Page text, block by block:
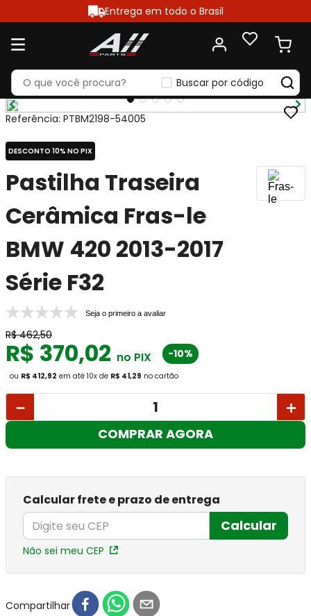
Entrega em todo o Brasil
Buscar por código
Referência: PTBM2198-54005
DESCONTO 10% NO PIX
Pastilha Traseira
Cerâmica Fras-le
BMW 420 2013-2017
Série F32
Seja o primeiro a avaliar
R$ 462,50
R$ 370,02 no PIX -10%
ou R$ 412,92 em até 10x de R$ 41,29 no cartão
＋
－
COMPRAR AGORA
Calcular frete e prazo de entrega
Calcular
Não sei meu CEP
Compartilhar